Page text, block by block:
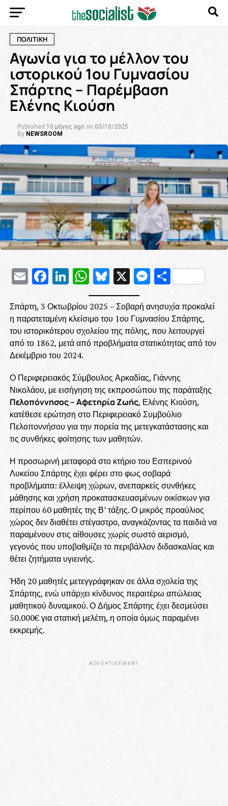
ΠΟΛΙΤΙΚΗ
Αγωνία για το μέλλον του
ιστορικού 1ου Γυμνασίου
Σπάρτης – Παρέμβαση
Ελένης Κιούση
Published 10 μήνες ago on 03/10/2025
By NEWSROOM
EmailFacebook
LinkedIn
WhatsApp
Bluesky
X
Σπάρτη, 3 Οκτωβρίου 2025 – Σοβαρή ανησυχία προκαλεί
η παρατεταμένη κλείσιμο του 1ου Γυμνασίου Σπάρτης,
του ιστορικότερου σχολείου της πόλης, που λειτουργεί
από το 1862, μετά από προβλήματα στατικότητας από τον
Δεκέμβριο του 2024.
Ο Περιφερειακός Σύμβουλος Αρκαδίας, Γιάννης
Νικολάου, με εισήγηση της εκπροσώπου της παράταξης
Πελοπόννησος – Αφετηρία Ζωής, Ελένης Κιούση,
κατέθεσε ερώτηση στο Περιφερειακό Συμβούλιο
Πελοποννήσου για την πορεία της μετεγκατάστασης και
τις συνθήκες φοίτησης των μαθητών.
Η προσωρινή μεταφορά στο κτήριο του Εσπερινού
Λυκείου Σπάρτης έχει φέρει στο φως σοβαρά
προβλήματα: έλλειψη χώρων, ανεπαρκείς συνθήκες
μάθησης και χρήση προκατασκευασμένων οικίσκων για
περίπου 60 μαθητές της Β’ τάξης. Ο μικρός προαύλιος
χώρος δεν διαθέτει στέγαστρο, αναγκάζοντας τα παιδιά να
παραμένουν στις αίθουσες χωρίς σωστό αερισμό,
γεγονός που υποβαθμίζει το περιβάλλον διδασκαλίας και
θέτει ζητήματα υγιεινής.
Ήδη 20 μαθητές μετεγγράφηκαν σε άλλα σχολεία της
Σπάρτης, ενώ υπάρχει κίνδυνος περαιτέρω απώλειας
μαθητικού δυναμικού. Ο Δήμος Σπάρτης έχει δεσμεύσει
50.000€ για στατική μελέτη, η οποία όμως παραμένει
εκκρεμής.
ADVERTISEMENT